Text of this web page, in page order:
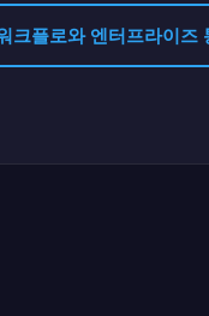
플로와 엔터프라이즈